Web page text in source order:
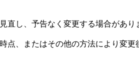
直し、予告なく変更する場合があり
点、またはその他の方法により変更